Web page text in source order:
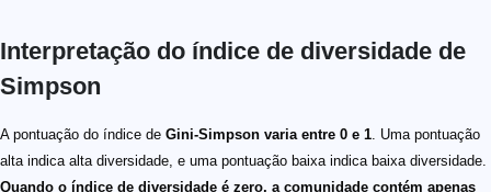
Interpretação do índice de diversidade de
Simpson
A pontuação do índice de Gini-Simpson varia entre 0 e 1 . Uma pontuação
alta indica alta diversidade, e uma pontuação baixa indica baixa diversidade.
Quando o índice de diversidade é zero, a comunidade contém apenas